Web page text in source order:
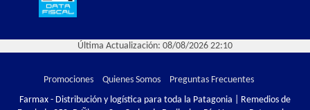
Última Actualización: 08/08/2026 22:10
Promociones Quienes Somos
Preguntas Frecuentes
Farmax - Distribución y logística para toda la Patagonia | Remedios de